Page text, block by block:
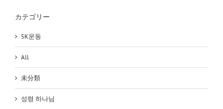
カテゴリー
5K운동
All
未分類
성령 하나님